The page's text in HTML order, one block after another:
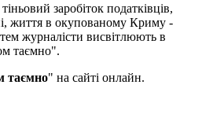
заробіток податківців,
життя в окупованому Криму -
журналісти висвітлюють в
таємно".
таємно" на сайті онлайн.